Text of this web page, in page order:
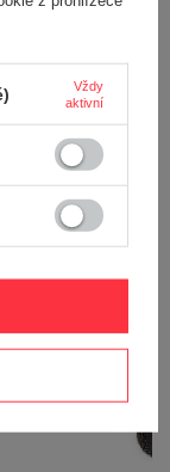
Položit otázku
Vždy
aktivní